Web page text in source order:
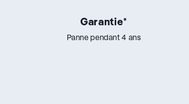
Garantie*
Panne pendant 4 ans